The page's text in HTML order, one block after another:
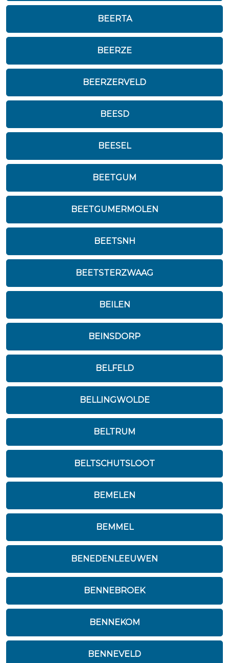
BEERTA
BEERZE
BEERZERVELD
BEESD
BEESEL
BEETGUM
BEETGUMERMOLEN
BEETSNH
BEETSTERZWAAG
BEILEN
BEINSDORP
BELFELD
BELLINGWOLDE
BELTRUM
BELTSCHUTSLOOT
BEMELEN
BEMMEL
BENEDENLEEUWEN
BENNEBROEK
BENNEKOM
BENNEVELD